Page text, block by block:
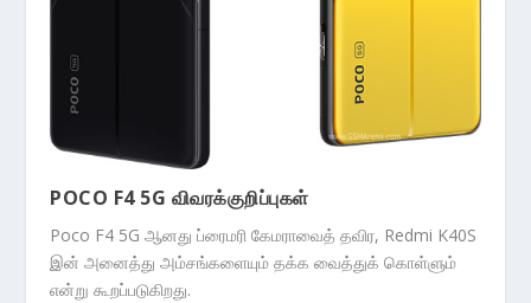
POCO F4 5G விவரக்குறிப்புகள்
Poco F4 5G ஆனது ப்ரைமரி கேமராவைத் தவிர, Redmi K40S
இன் அனைத்து அம்சங்களையும் தக்க வைத்துக் கொள்ளும்
என்று கூறப்படுகிறது.